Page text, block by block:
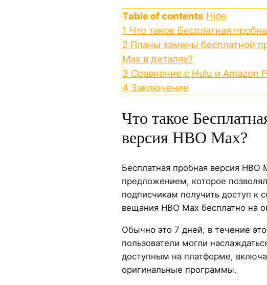
Table of contents Hide
1 Что такое Бесплатная
2 Планы замены бесплатной
Max в деталях?
3 Сравнение с Hulu и Amazon
4 Заключение
Что такое
версия HBO Max?
Бесплатная пробная версия
предложением, которое
подписчикам получить доступ к
вещания HBO Max бесплатно на
Обычно это 7 дней, в течение
пользователи могли
доступным на платформе,
оригинальные программы.